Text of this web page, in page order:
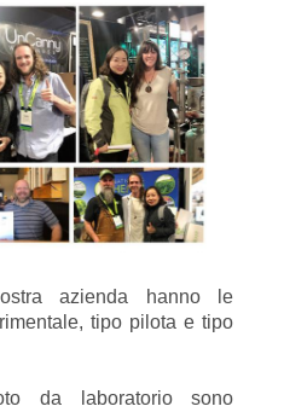
azienda hanno le
tipo pilota e tipo
da laboratorio sono